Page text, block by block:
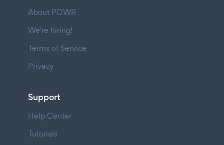
About POWR
We're hiring!
Terms of Service
Privacy
Support
Help Center
Tutorials